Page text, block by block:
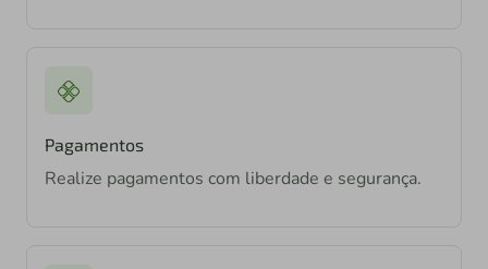
Pagamentos
Realize pagamentos com liberdade e segurança.